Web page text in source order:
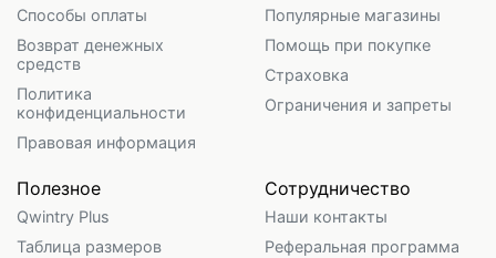
Способы оплаты
Возврат денежных
средств
Политика
конфиденциальности
Правовая информация
Популярные магазины
Помощь при покупке
Страховка
Ограничения и запреты
Полезное
Qwintry Plus
Таблица размеров
Сотрудничество
Наши контакты
Реферальная программа